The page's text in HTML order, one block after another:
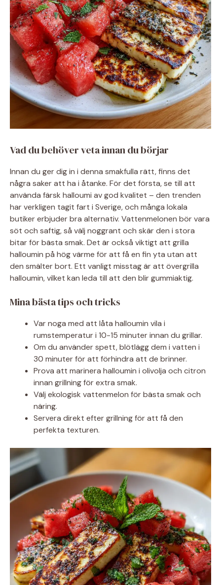
Vad du behöver veta innan du börjar
Innan du ger dig in i denna smakfulla rätt, finns det
några saker att ha i åtanke. För det första, se till att
använda färsk halloumi av god kvalitet – den trenden
har verkligen tagit fart i Sverige, och många lokala
butiker erbjuder bra alternativ. Vattenmelonen bör vara
söt och saftig, så välj noggrant och skär den i stora
bitar för bästa smak. Det är också viktigt att grilla
halloumin på hög värme för att få en fin yta utan att
den smälter bort. Ett vanligt misstag är att övergrilla
halloumin, vilket kan leda till att den blir gummiaktig.
Mina bästa tips och tricks
Var noga med att låta halloumin vila i
rumstemperatur i 10-15 minuter innan du grillar.
Om du använder spett, blötlägg dem i vatten i
30 minuter för att förhindra att de brinner.
Prova att marinera halloumin i olivolja och citron
innan grillning för extra smak.
Välj ekologisk vattenmelon för bästa smak och
näring.
Servera direkt efter grillning för att få den
perfekta texturen.